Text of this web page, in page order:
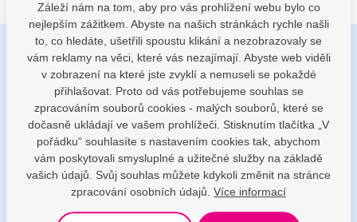
Buďte s námi v kontaktu
Jsme k dispozici pokud potřebujete pomoci
porodnice@nemocnicenachod.cz
+420 491 601 745
Záleží nám na tom, aby pro vás prohlížení webu bylo co
nejlepším zážitkem. Abyste na našich stránkách rychle našli
to, co hledáte, ušetřili spoustu klikání a nezobrazovaly se
vám reklamy na věci, které vás nezajímají. Abyste web viděli
v zobrazení na které jste zvyklí a nemuseli se pokaždé
přihlašovat. Proto od vás potřebujeme souhlas se
zpracováním souborů cookies - malých souborů, které se
dočasně ukládají ve vašem prohlížeči. Stisknutím tlačítka „V
pořádku“ souhlasíte s nastavením cookies tak, abychom
vám poskytovali smysluplné a užitečné služby na základě
vašich údajů. Svůj souhlas můžete kdykoli změnit na stránce
zpracování osobních údajů. Více informací